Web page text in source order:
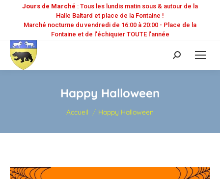
Jours de Marché : Tous les lundis matin sous & autour de la
Halle Baltard et place de la Fontaine !
Marché nocturne du vendredi de 16:00 à 20:00 - Place de la
Fontaine et de l'échiquier TOUTE l'année
Recherche
:
Happy Halloween
Vous êtes ici :
Accueil Happy Halloween